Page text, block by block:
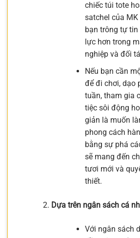
chiếc túi tote
satchel của MK
bạn trông tự tin
lực hơn trong
nghiệp và đối
Nếu bạn cần
để đi chơi, dạo
tuần, tham gia
tiệc sôi động
giản là muốn
phong cách
bằng sự phá
sẽ mang đến
tươi mới và
thiết.
Dựa trên ngân sách cá
Với ngân sách